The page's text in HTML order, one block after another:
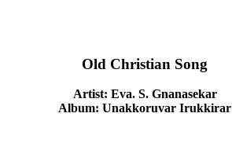
Old Christian Song
Artist: Eva. S. Gnanasekar
Album: Unakkoruvar Irukkirar